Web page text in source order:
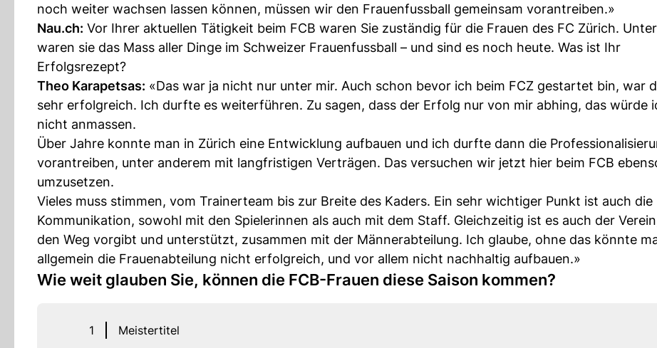
noch weiter wachsen lassen können, müssen wir den Frauenfussball gemeinsam vorantreiben.»
Nau.ch: Vor Ihrer aktuellen Tätigkeit beim FCB waren Sie zuständig für die Frauen des FC Zürich.
waren sie das Mass aller Dinge im Schweizer Frauenfussball – und sind es noch heute. Was ist Ihr
Erfolgsrezept?
Theo Karapetsas: «Das war ja nicht nur unter mir. Auch schon bevor ich beim FCZ gestartet bin, war
sehr erfolgreich. Ich durfte es weiterführen. Zu sagen, dass der Erfolg nur von mir abhing, das würde
nicht anmassen.
Über Jahre konnte man in Zürich eine Entwicklung aufbauen und ich durfte dann die
vorantreiben, unter anderem mit langfristigen Verträgen. Das versuchen wir jetzt hier beim FCB
umzusetzen.
Vieles muss stimmen, vom Trainerteam bis zur Breite des Kaders. Ein sehr wichtiger Punkt ist auch die
Kommunikation, sowohl mit den Spielerinnen als auch mit dem Staff. Gleichzeitig ist es auch der
den Weg vorgibt und unterstützt, zusammen mit der Männerabteilung. Ich glaube, ohne das könnte
allgemein die Frauenabteilung nicht erfolgreich, und vor allem nicht nachhaltig aufbauen.»
Wie weit glauben Sie, können die FCB-Frauen diese Saison kommen?
1 Meistertitel